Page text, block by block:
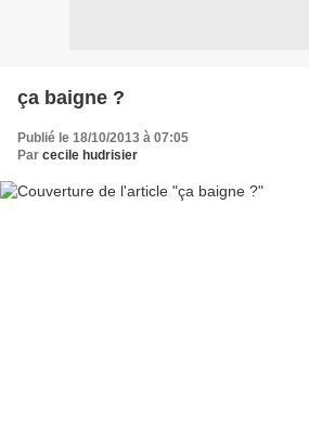
ça baigne ?
Publié le 18/10/2013 à 07:05
Par cecile hudrisier